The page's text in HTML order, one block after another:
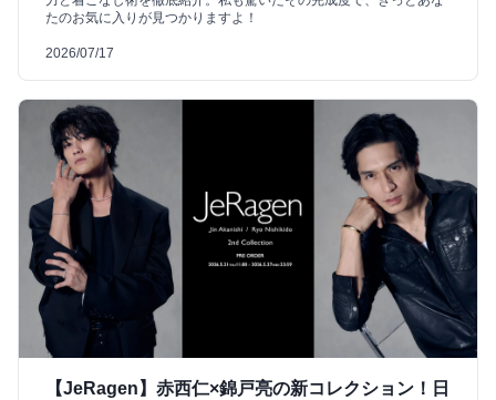
たのお気に入りが見つかりますよ！
2026/07/17
【JeRagen】赤西仁×錦戸亮の新コレクション！日